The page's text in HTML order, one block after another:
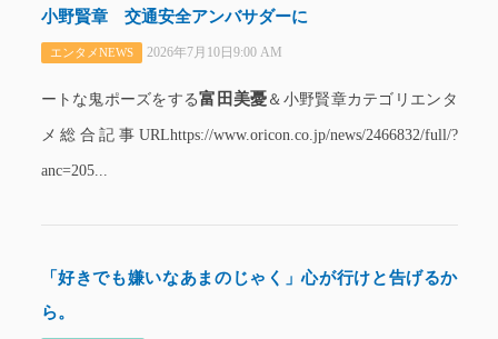
小野賢章 交通安全アンバサダーに
エンタメNEWS 2026年7月10日9:00 AM
ートな鬼ポーズをする富田美憂 ＆小野賢章カテゴリエンタ
メ総合記事URLhttps://www.oricon.co.jp/news/2466832/full/?
anc=205...
「好きでも嫌いなあまのじゃく」心が行けと告げるか
ら。